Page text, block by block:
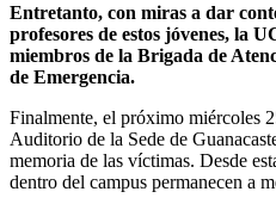
Entretanto, con miras a dar
profesores de estos jóvenes, la
miembros de la Brigada de
de Emergencia.
Finalmente, el próximo miércoles
Auditorio de la Sede de
memoria de las víctimas. Desde
dentro del campus permanecen a